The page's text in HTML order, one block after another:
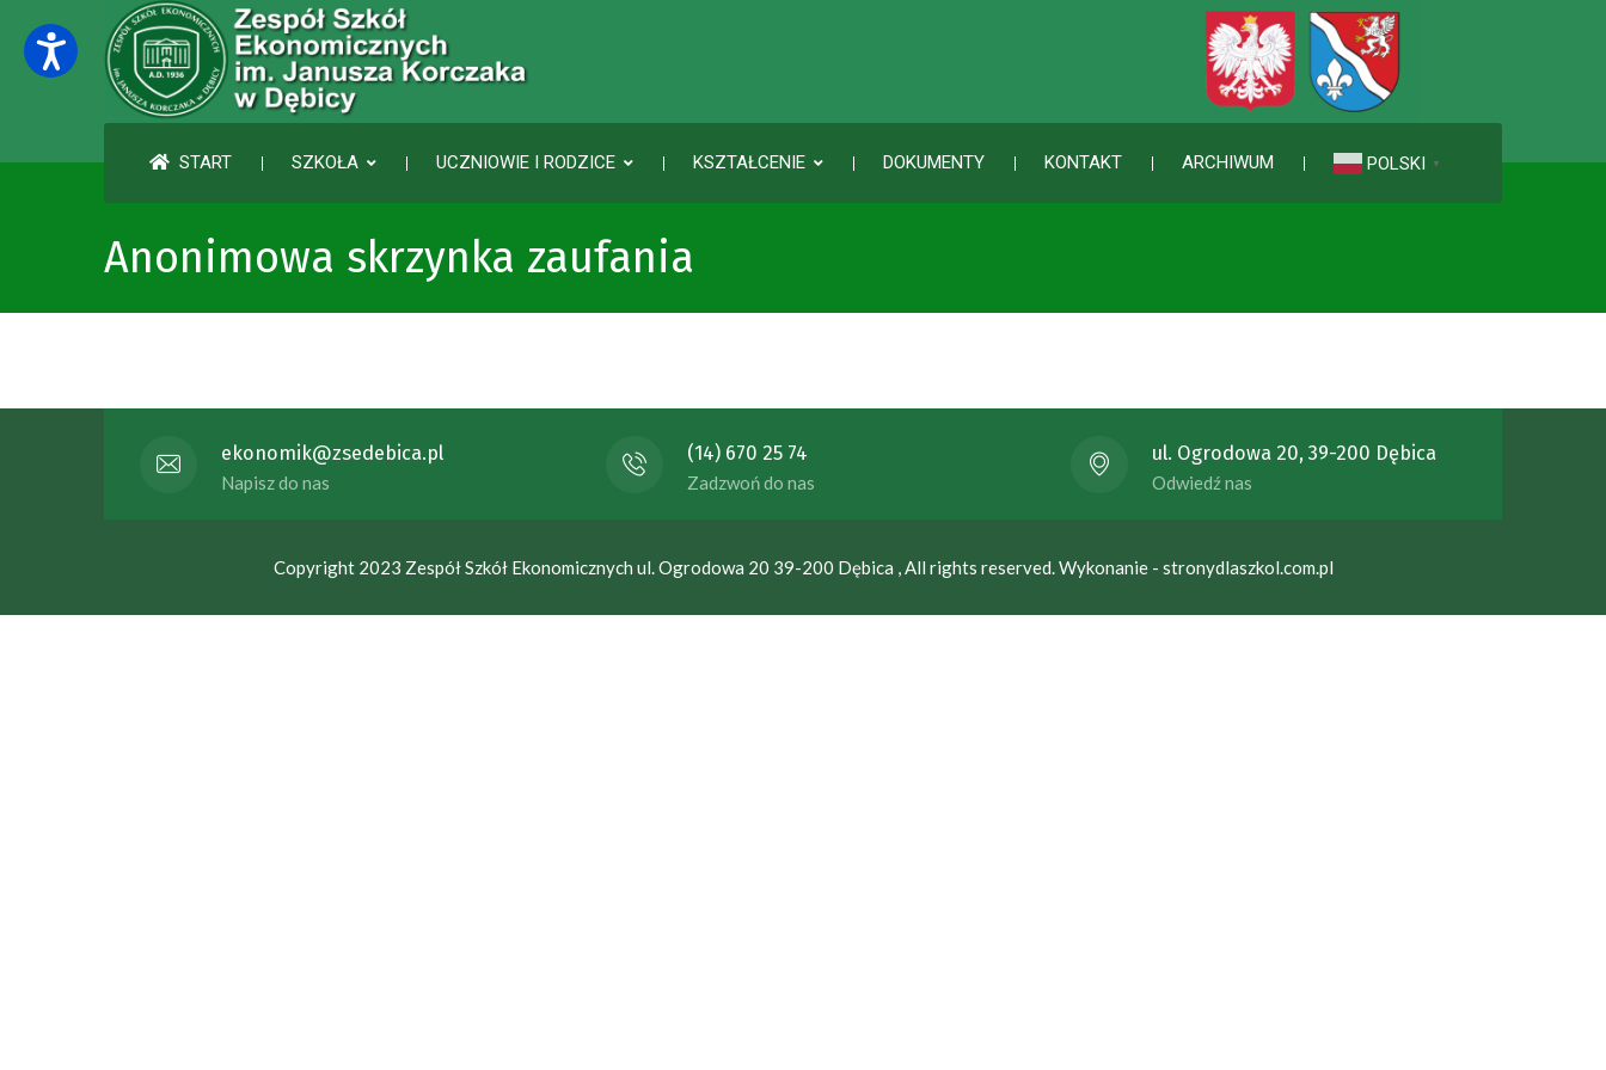
START SZKOŁA UCZNIOWIE I RODZICE KSZTAŁCENIE DOKUMENTY KONTAKT ARCHIWUM POLSKI ▼
Anonimowa skrzynka zaufania
ekonomik@zsedebica.pl
Napisz do nas
(14) 670 25 74
Zadzwoń do nas
ul. Ogrodowa 20, 39-200 Dębica
Odwiedź nas
Copyright 2023 Zespół Szkół Ekonomicznych ul. Ogrodowa 20 39-200 Dębica , All rights reserved.Wykonanie - stronydlaszkol.com.pl